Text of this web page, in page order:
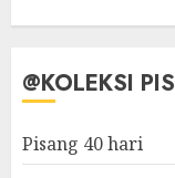
@KOLEKSI
Pisang 40 hari